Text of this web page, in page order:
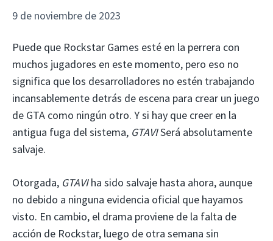
9 de noviembre de 2023
Puede que Rockstar Games esté en la perrera con
muchos jugadores en este momento, pero eso no
significa que los desarrolladores no estén trabajando
incansablemente detrás de escena para crear un juego
de GTA como ningún otro. Y si hay que creer en la
antigua fuga del sistema, GTAVISerá absolutamente
salvaje.
Otorgada, GTAVIha sido salvaje hasta ahora, aunque
no debido a ninguna evidencia oficial que hayamos
visto. En cambio, el drama proviene de la falta de
acción de Rockstar, luego de otra semana sin